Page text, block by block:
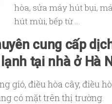
hòa, sửa máy hút bụi,
hút mùi, bếp từ …
cung cấp
tại nhà ở Hà
gió, điều hòa cây, điều
có mặt trên thị trường.